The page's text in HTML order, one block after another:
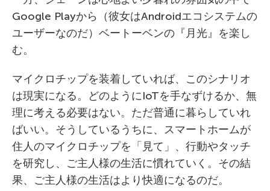
Google Playから（彼女はAndroidエコシステムの
ユーザーなのだ）ベートーベンの『月光』を楽し
む。
マイクロチップを装着していれば、このシナリオ
は現実になる。どのようにIoTを手なずけるか、無
理に考える必要はない。ただ普通に暮らしていれ
ばいい。そうしているうちに、スマートホームが
住人のマイクロチップを「見て」、行動やタッチ
を研究し、ご主人様の生活に慣れていく。その結
果、ご主人様の生活はより快適になるのだ。